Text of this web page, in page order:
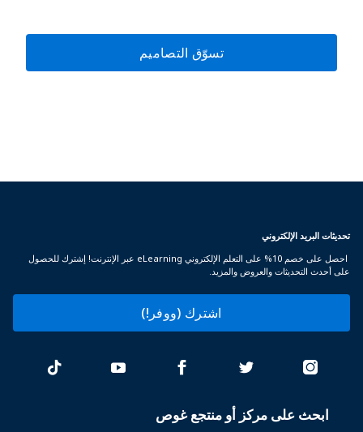
تسوّق التصاميم
تحديثات البريد الإلكتروني
احصل على خصم 10% على التعلم الإلكتروني eLearning عبر الإنترنت! إشترك للحصول
على أحدث التحديثات والعروض والمزيد.
اشترك (ووفر!)
PADIابحث على مركز أو منتجع غوص